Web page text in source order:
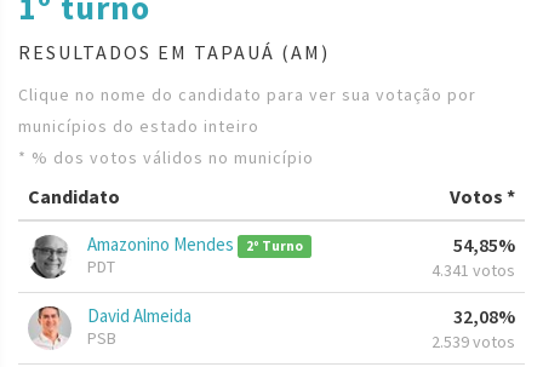
RESULTADOS EM TAPAUÁ (AM)
Clique no nome do candidato para ver sua votação por
municípios do estado inteiro
* % dos votos válidos no município
Candidato Votos *
Amazonino Mendes 2º Turno
PDT
54,85%
4.341 votos
David Almeida
PSB
32,08%
2.539 votos